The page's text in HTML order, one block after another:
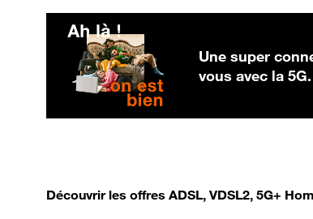
Une super
vous avec la
Découvrir les offres ADSL, VDSL2, 5G+